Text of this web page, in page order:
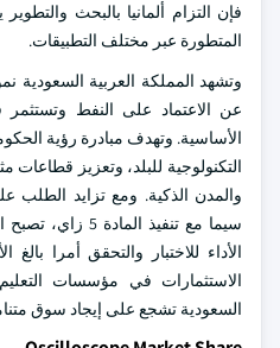
فإن التزام ألمانيا بالبحث والتطوير
المتطورة عبر مختلف التطبيقات.
وتشهد المملكة العربية السعودية
عن الاعتماد على النفط وتستثمر
التكنولوجية للبلد، وتعزيز قطاعات
والمدن الذكية. ومع تزايد الطلب
سيما مع تنفيذ
الأداء للاختبار والتحقق أمرا
الاستثمارات في مؤسسات
السعودية تشجع على إيجاد سوق